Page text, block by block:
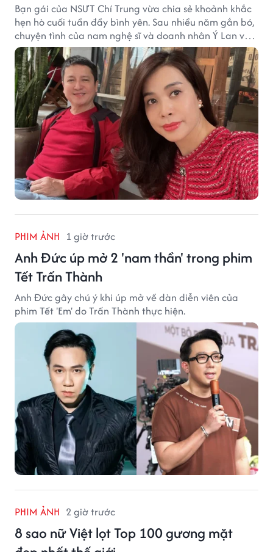
Bạn gái của NSƯT Chí Trung vừa chia sẻ khoảnh khắc
hẹn hò cuối tuần đầy bình yên. Sau nhiều năm gắn bó,
chuyện tình của nam nghệ sĩ và doanh nhân Ý Lan vẫn
nhận được sự quan tâm từ công chúng.
PHIM ẢNH 1 giờ trước
Anh Đức úp mở 2 'nam thần' trong phim
Tết Trấn Thành
Anh Đức gây chú ý khi úp mở về dàn diễn viên của
phim Tết 'Em' do Trấn Thành thực hiện.
PHIM ẢNH 2 giờ trước
8 sao nữ Việt lọt Top 100 gương mặt